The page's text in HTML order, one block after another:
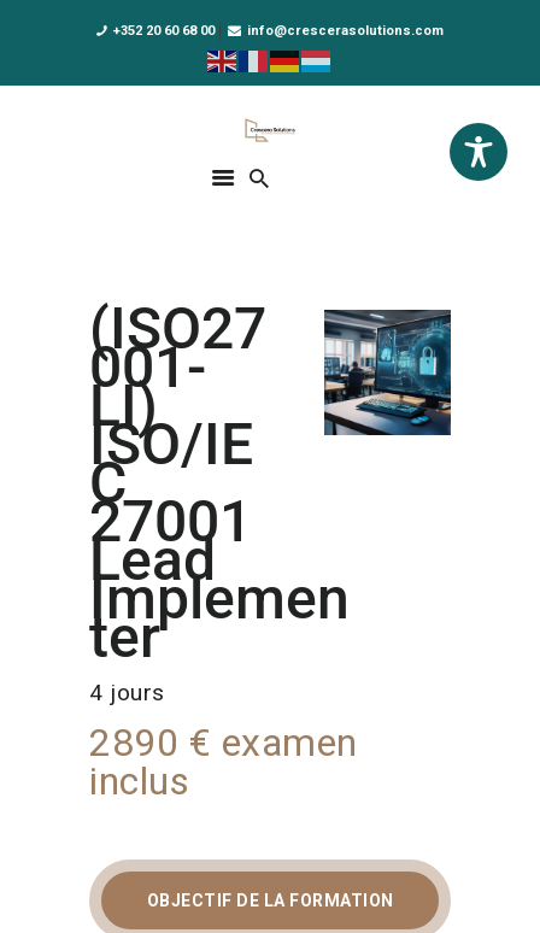
+352 20 60 68 00 info@crescerasolutions.com
Crescera Solutions
Solutions for your evolution
DPO AS A SERVICE
NOUS CONNAÎTRE
ACTUALITÉS
(ISO27
001-
LI)
ISO/IE
C
27001
Lead
Implemen
ter
4 jours
2890 € examen
inclus
OBJECTIF DE LA FORMATION